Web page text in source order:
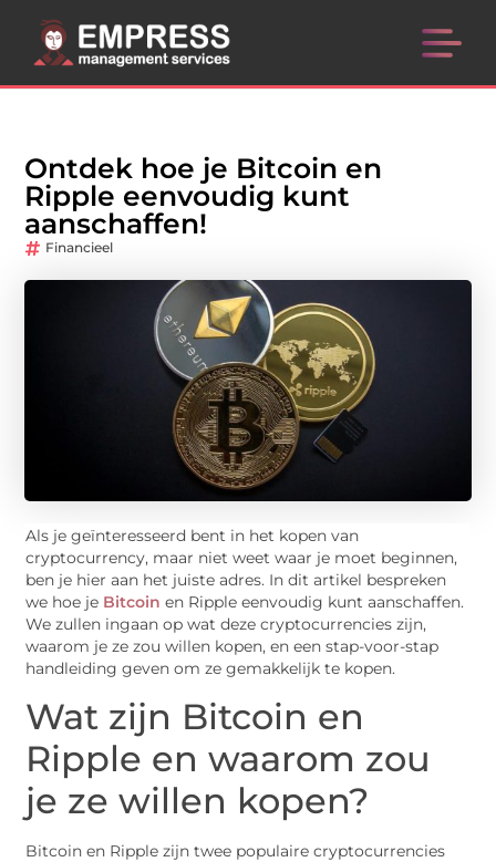
Ontdek hoe je Bitcoin en
Ripple eenvoudig kunt
aanschaffen!
Financieel
Als je geïnteresseerd bent in het kopen van
cryptocurrency, maar niet weet waar je moet beginnen,
ben je hier aan het juiste adres. In dit artikel bespreken
we hoe je Bitcoin en Ripple eenvoudig kunt aanschaffen.
We zullen ingaan op wat deze cryptocurrencies zijn,
waarom je ze zou willen kopen, en een stap-voor-stap
handleiding geven om ze gemakkelijk te kopen.
Wat zijn Bitcoin en
Ripple en waarom zou
je ze willen kopen?
Bitcoin en Ripple zijn twee populaire cryptocurrencies